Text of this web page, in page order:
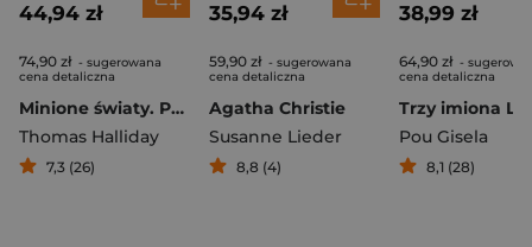
44,94 zł
74,90 zł - sugerowana
cena detaliczna
Minione światy. Podróż do początków Ziemi
Thomas Halliday
7,3 (26)
35,94 zł
59,90 zł - sugerowana
cena detaliczna
Agatha Christie
Susanne Lieder
8,8 (4)
38,99 zł
64,90 zł -
cena detaliczna
Trzy imiona
Pou Gisela
8,1 (28)